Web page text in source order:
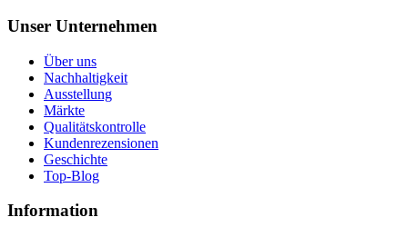
Unser Unternehmen
Über uns
Nachhaltigkeit
Ausstellung
Märkte
Qualitätskontrolle
Kundenrezensionen
Geschichte
Top-Blog
Information